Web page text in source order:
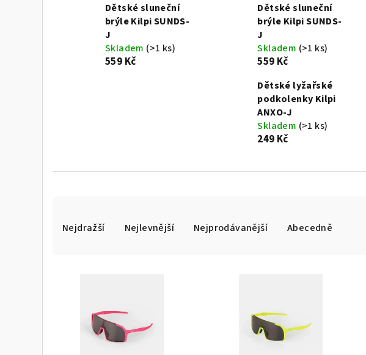
Dětské sluneční
brýle Kilpi SUNDS-
J
Skladem (>1 ks)
559 Kč
Dětské sluneční
brýle Kilpi SUNDS-
J
Skladem (>1 ks)
559 Kč
Dětské lyžařské
podkolenky Kilpi
ANXO-J
Skladem (>1 ks)
249 Kč
aNejdražší Nejlevnější Nejprodávanější Abecedně